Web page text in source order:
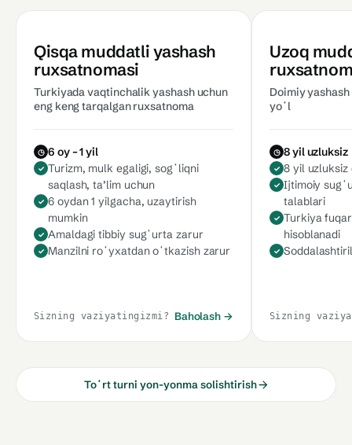
Qisqa muddatli yashash
ruxsatnomasi
Turkiyada vaqtinchalik yashash uchun
eng keng tarqalgan ruxsatnoma
6 oy – 1 yil
Turizm, mulk egaligi, sogʻliqni
saqlash, taʼlim uchun
6 oydan 1 yilgacha, uzaytirish
mumkin
Amaldagi tibbiy sugʻurta zarur
Manzilni roʻyxatdan oʻtkazish zarur
Sizning vaziyatingizmi? Baholash →
Uzoq
Doimiy
yoʻl
8 yil uzluksiz
8 yil uzluksiz
Ijtimoiy
talablari
Turkiya
hisoblanadi
Sizning
Toʻrt turni yon-yonma solishtirish